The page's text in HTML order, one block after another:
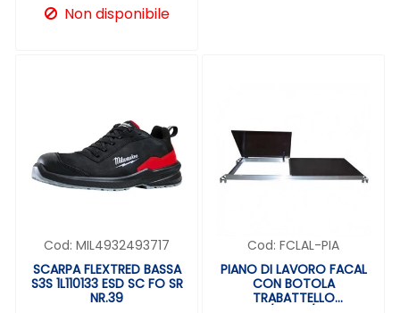
Non disponibile
Cod: MIL4932493717
SCARPA FLEXTRED BASSA
S3S 1L110133 ESD SC FO SR
NR.39
Cod: FCLAL-PIA
PIANO DI LAVORO FACAL
CON BOTOLA
TRABATTELLO